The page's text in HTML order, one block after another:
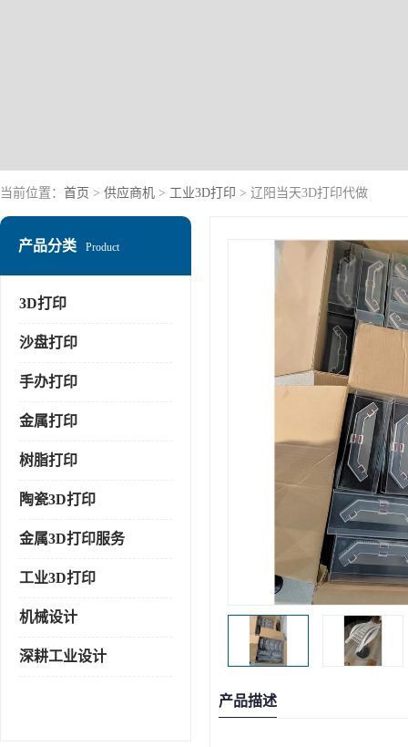
当前位置： 首页 > 供应商机 > 工业3D打印 > 辽阳当天3D打印代做
产品分类 Product
3D打印
沙盘打印
手办打印
金属打印
树脂打印
陶瓷3D打印
金属3D打印服务
工业3D打印
机械设计
深耕工业设计
产品描述